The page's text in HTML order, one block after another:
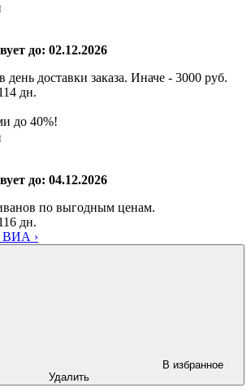
до: 02.12.2026
день доставки заказа. Иначе - 3000 руб.
дн.
до 40%!
до: 04.12.2026
по выгодным ценам.
дн.
ВИА ›
В избранное
Удалить